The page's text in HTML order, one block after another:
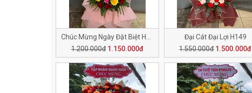
1.200.000đ 1.150.000đ
Đại Cát Đại Lợi H149
1.550.000đ 1.500.000đ